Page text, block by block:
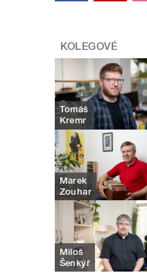
KOLEGOVÉ
Tomáš
Kremr
Marek
Zouhar
Miloš
Šenkýř